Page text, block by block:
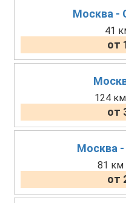
Москва -
41
от
124
от
Москва -
81 км
от